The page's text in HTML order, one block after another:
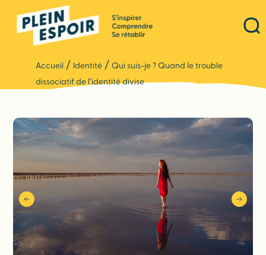
Accueil / Identité/ Qui suis-je ? Quand le trouble
dissociatif de l’identité divise
Panneau de gestion des cookies